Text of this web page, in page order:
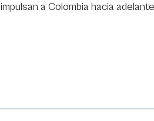
a Colombia hacia